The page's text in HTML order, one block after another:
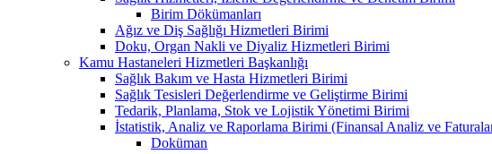
Birim Dökümanları
Ağız ve Diş Sağlığı Hizmetleri Birimi
Doku, Organ Nakli ve Diyaliz Hizmetleri Birimi
Kamu Hastaneleri Hizmetleri Başkanlığı
Sağlık Bakım ve Hasta Hizmetleri Birimi
Sağlık Tesisleri Değerlendirme ve Geliştirme Birimi
Tedarik, Planlama, Stok ve Lojistik Yönetimi Birimi
İstatistik, Analiz ve Raporlama Birimi (Finansal Analiz ve
Doküman